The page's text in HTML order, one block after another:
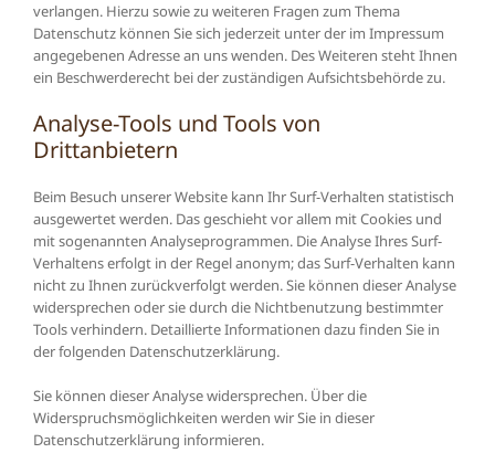
verlangen. Hierzu sowie zu weiteren Fragen zum Thema
Datenschutz können Sie sich jederzeit unter der im Impressum
angegebenen Adresse an uns wenden. Des Weiteren steht Ihnen
ein Beschwerderecht bei der zuständigen Aufsichtsbehörde zu.
Analyse-Tools und Tools von
Drittanbietern
Beim Besuch unserer Website kann Ihr Surf-Verhalten statistisch
ausgewertet werden. Das geschieht vor allem mit Cookies und
mit sogenannten Analyseprogrammen. Die Analyse Ihres Surf-
Verhaltens erfolgt in der Regel anonym; das Surf-Verhalten kann
nicht zu Ihnen zurückverfolgt werden. Sie können dieser Analyse
widersprechen oder sie durch die Nichtbenutzung bestimmter
Tools verhindern. Detaillierte Informationen dazu finden Sie in
der folgenden Datenschutzerklärung.
Sie können dieser Analyse widersprechen. Über die
Widerspruchsmöglichkeiten werden wir Sie in dieser
Datenschutzerklärung informieren.